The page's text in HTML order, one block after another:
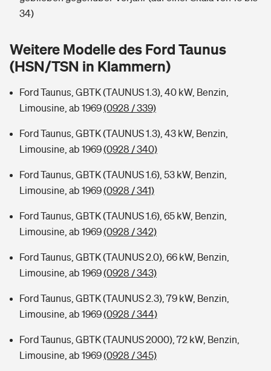
Tools
Hochwasser-Check: Wie gefährdet ist Ihr Haus?
Sie haben Fragen?
Handyversicherung
Private Cyberversicherung
Zur Übersicht
Kinderunfall-Check: Mehr Sicherheit für deine Kids
Typklassen: So ist Ihr Auto eingestuft
Sie haben Fragen?
Rentenrechner: Wie viel Geld bekomme ich im Alter?
34)
Weitere Modelle des Ford Taunus
(HSN/TSN in Klammern)
Ford Taunus, GBTK (TAUNUS 1.3), 40 kW, Benzin,
Limousine, ab 1969(0928 / 339)
Ford Taunus, GBTK (TAUNUS 1.3), 43 kW, Benzin,
Limousine, ab 1969(0928 / 340)
Ford Taunus, GBTK (TAUNUS 1.6), 53 kW, Benzin,
Limousine, ab 1969(0928 / 341)
Ford Taunus, GBTK (TAUNUS 1.6), 65 kW, Benzin,
Limousine, ab 1969(0928 / 342)
Ford Taunus, GBTK (TAUNUS 2.0), 66 kW, Benzin,
Limousine, ab 1969(0928 / 343)
Ford Taunus, GBTK (TAUNUS 2.3), 79 kW, Benzin,
Limousine, ab 1969(0928 / 344)
Ford Taunus, GBTK (TAUNUS 2000), 72 kW, Benzin,
Limousine, ab 1969(0928 / 345)